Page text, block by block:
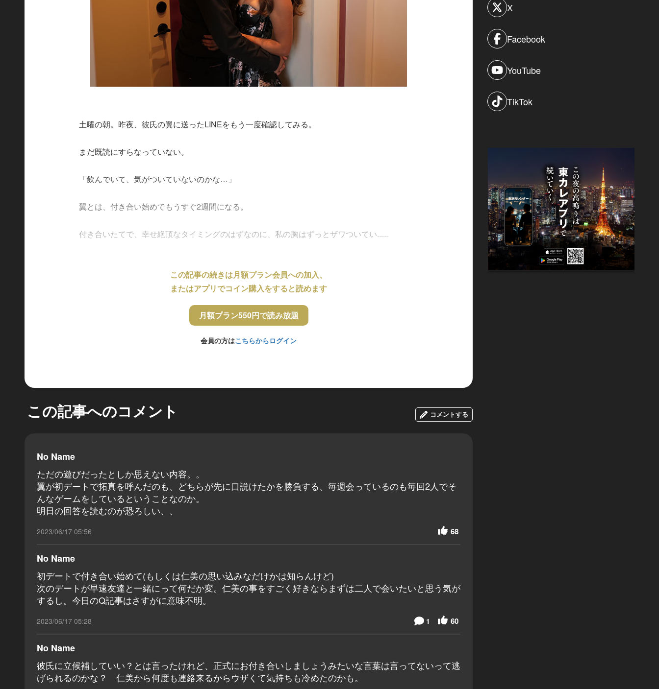
土曜の朝。昨夜、彼氏の翼に送ったLINEをもう一度確認してみる。
まだ既読にすらなっていない。
「飲んでいて、気がついていないのかな…」
翼とは、付き合い始めてもうすぐ2週間になる。
付き合いたてで、幸せ絶頂なタイミングのはずなのに、私の胸はずっとザワついてい......
この記事の続きは月額プラン会員への加入、
またはアプリでコイン購入をすると読めます
月額プラン550円で読み放題
会員の方はこちらからログイン
この記事へのコメント コメントする
No Name
ただの遊びだったとしか思えない内容。。
翼が初デートで拓真を呼んだのも、どちらが先に口説けたかを勝負する、毎週会っているのも毎回2人でそ
んなゲームをしているということなのか。
明日の回答を読むのが恐ろしい、、
2023/06/17 05:56 68
No Name
初デートで付き合い始めて(もしくは仁美の思い込みなだけかは知らんけど)
次のデートが早速友達と一緒にって何だか変。仁美の事をすごく好きならまずは二人で会いたいと思う気が
するし。今日のQ記事はさすがに意味不明。
2023/06/17 05:28 60
1
No Name
彼氏に立候補していい？とは言ったけれど、正式にお付き合いしましょうみたいな言葉は言ってないって逃
げられるのかな？ 仁美から何度も連絡来るからウザくて気持ちも冷めたのかも。
X
Facebook
YouTube
TikTok